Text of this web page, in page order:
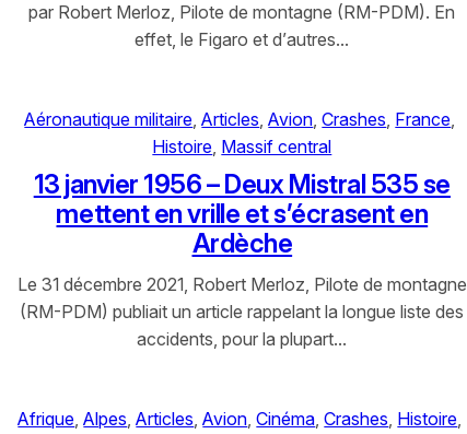
par Robert Merloz, Pilote de montagne (RM-PDM). En
effet, le Figaro et d’autres…
Aéronautique militaire, Articles, Avion, Crashes, France
Histoire, Massif central
13 janvier 1956 – Deux Mistral 535 se
mettent en vrille et s’écrasent en
Ardèche
Le 31 décembre 2021, Robert Merloz, Pilote de montagne
(RM-PDM) publiait un article rappelant la longue liste des
accidents, pour la plupart…
Afrique, Alpes, Articles, Avion, Cinéma, Crashes, Histoire